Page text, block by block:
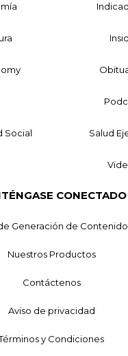
Social Salud
CONECTADO
Generación de
Nuestros Productos
Contáctenos
Aviso de privacidad
y Condiciones